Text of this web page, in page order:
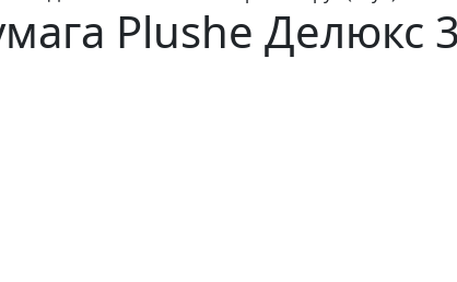
Plushe Делюкс